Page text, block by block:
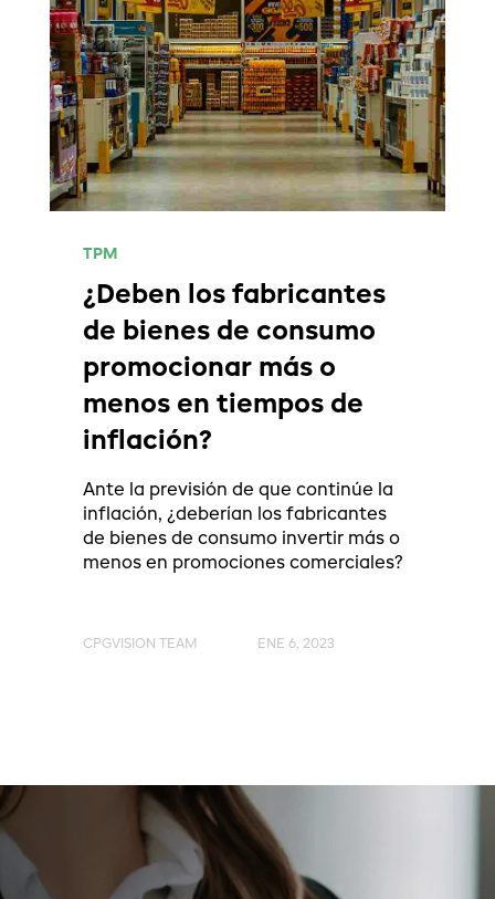
TPM
¿Deben los fabricantes
de bienes de consumo
promocionar más o
menos en tiempos de
inflación?
Ante la previsión de que continúe la
inflación, ¿deberían los fabricantes
de bienes de consumo invertir más o
menos en promociones comerciales?
CPGVISION TEAM ENE 6, 2023